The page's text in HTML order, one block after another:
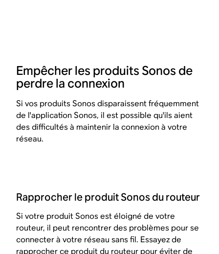
Empêcher les produits Sonos de
perdre la connexion
Si vos produits Sonos disparaissent fréquemment
de l'application Sonos, il est possible qu'ils aient
des difficultés à maintenir la connexion à votre
réseau.
Rapprocher le produit Sonos du routeur
Si votre produit Sonos est éloigné de votre
routeur, il peut rencontrer des problèmes pour se
connecter à votre réseau sans fil. Essayez de
rapprocher ce produit du routeur pour éviter de